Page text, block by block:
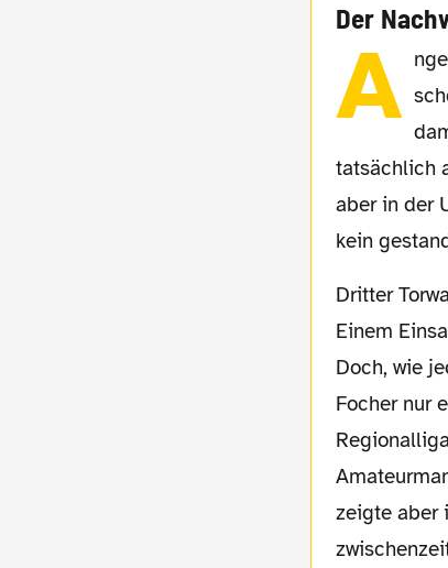
Der
A
tatsächlich
aber in der
kein
Dritter Torwart ist seit dem Abgang von Marcel Höttecke der 21-jährige Johannes Focher.
Einem
Doch, wie
Focher nur
zeigte aber